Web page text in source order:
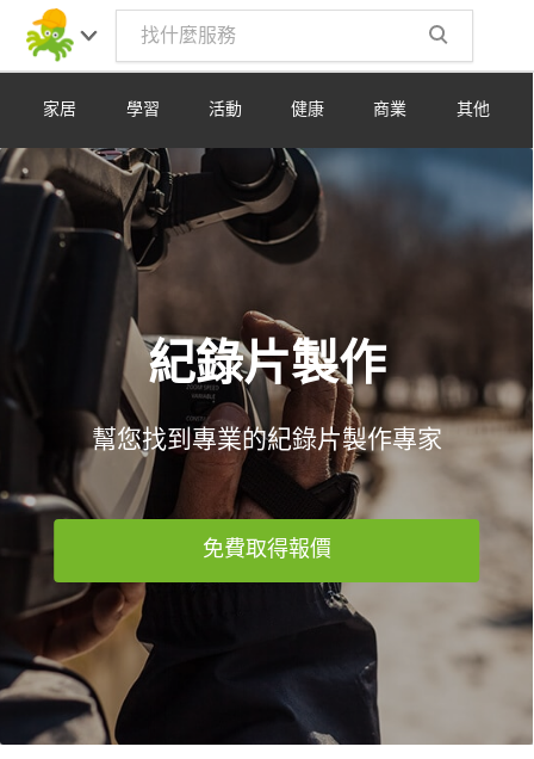
家居 學習 活動 健康 商業 其他
紀錄片製作
幫您找到專業的紀錄片製作專家
免費取得報價